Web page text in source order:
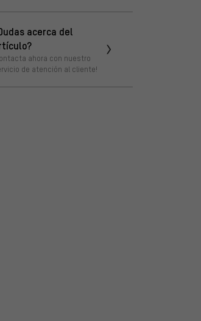
acerca del
ahora con nuestro
de atención al cliente!